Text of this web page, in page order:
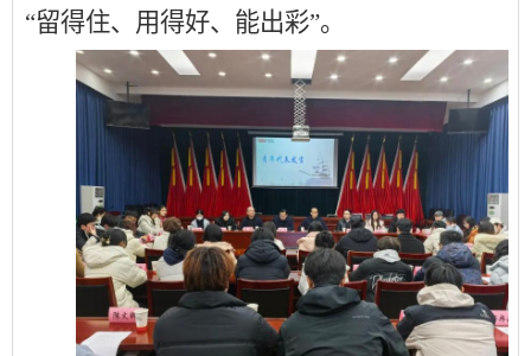
“留得住、用得好、能出彩”。